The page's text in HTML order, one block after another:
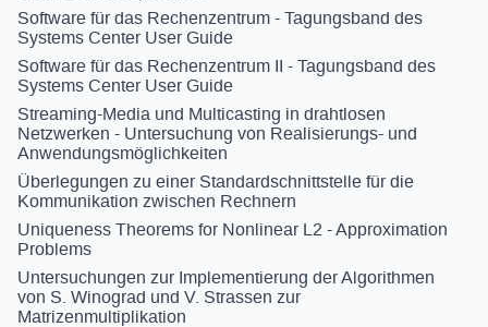
Software für das Rechenzentrum - Tagungsband des
Systems Center User Guide
Software für das Rechenzentrum II - Tagungsband des
Systems Center User Guide
Streaming-Media und Multicasting in drahtlosen
Netzwerken - Untersuchung von Realisierungs- und
Anwendungsmöglichkeiten
Überlegungen zu einer Standardschnittstelle für die
Kommunikation zwischen Rechnern
Uniqueness Theorems for Nonlinear L2 - Approximation
Problems
Untersuchungen zur Implementierung der Algorithmen
von S. Winograd und V. Strassen zur
Matrizenmultiplikation